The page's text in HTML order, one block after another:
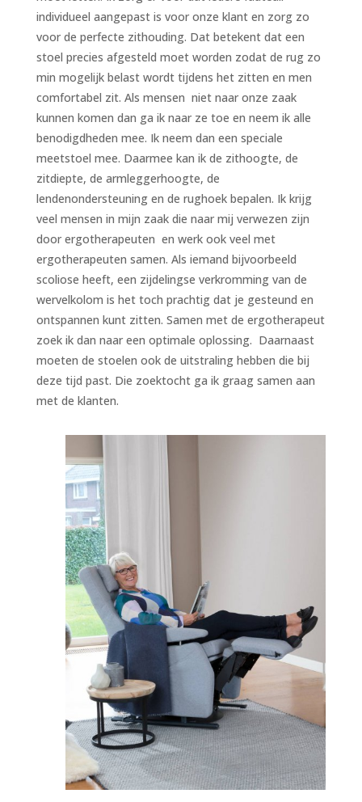
individueel aangepast is voor onze klant en zorg zo
voor de perfecte zithouding. Dat betekent dat een
stoel precies afgesteld moet worden zodat de rug zo
min mogelijk belast wordt tijdens het zitten en men
comfortabel zit. Als mensen niet naar onze zaak
kunnen komen dan ga ik naar ze toe en neem ik alle
benodigdheden mee. Ik neem dan een speciale
meetstoel mee. Daarmee kan ik de zithoogte, de
zitdiepte, de armleggerhoogte, de
lendenondersteuning en de rughoek bepalen. Ik krijg
veel mensen in mijn zaak die naar mij verwezen zijn
door ergotherapeuten en werk ook veel met
ergotherapeuten samen. Als iemand bijvoorbeeld
scoliose heeft, een zijdelingse verkromming van de
wervelkolom is het toch prachtig dat je gesteund en
ontspannen kunt zitten. Samen met de ergotherapeut
zoek ik dan naar een optimale oplossing. Daarnaast
moeten de stoelen ook de uitstraling hebben die bij
deze tijd past. Die zoektocht ga ik graag samen aan
met de klanten.